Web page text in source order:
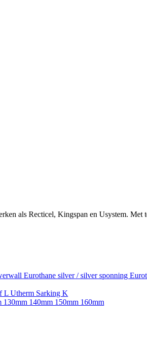
als Recticel, Kingspan en Usystem. Met
Eurothane silver / silver sponning
L Utherm Sarking K
130mm 140mm 150mm 160mm